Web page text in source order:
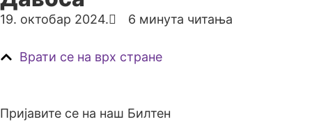
19. октобар 2024. 6 минута читања
Врати се на врх стране
Пријавите се на наш Билтен